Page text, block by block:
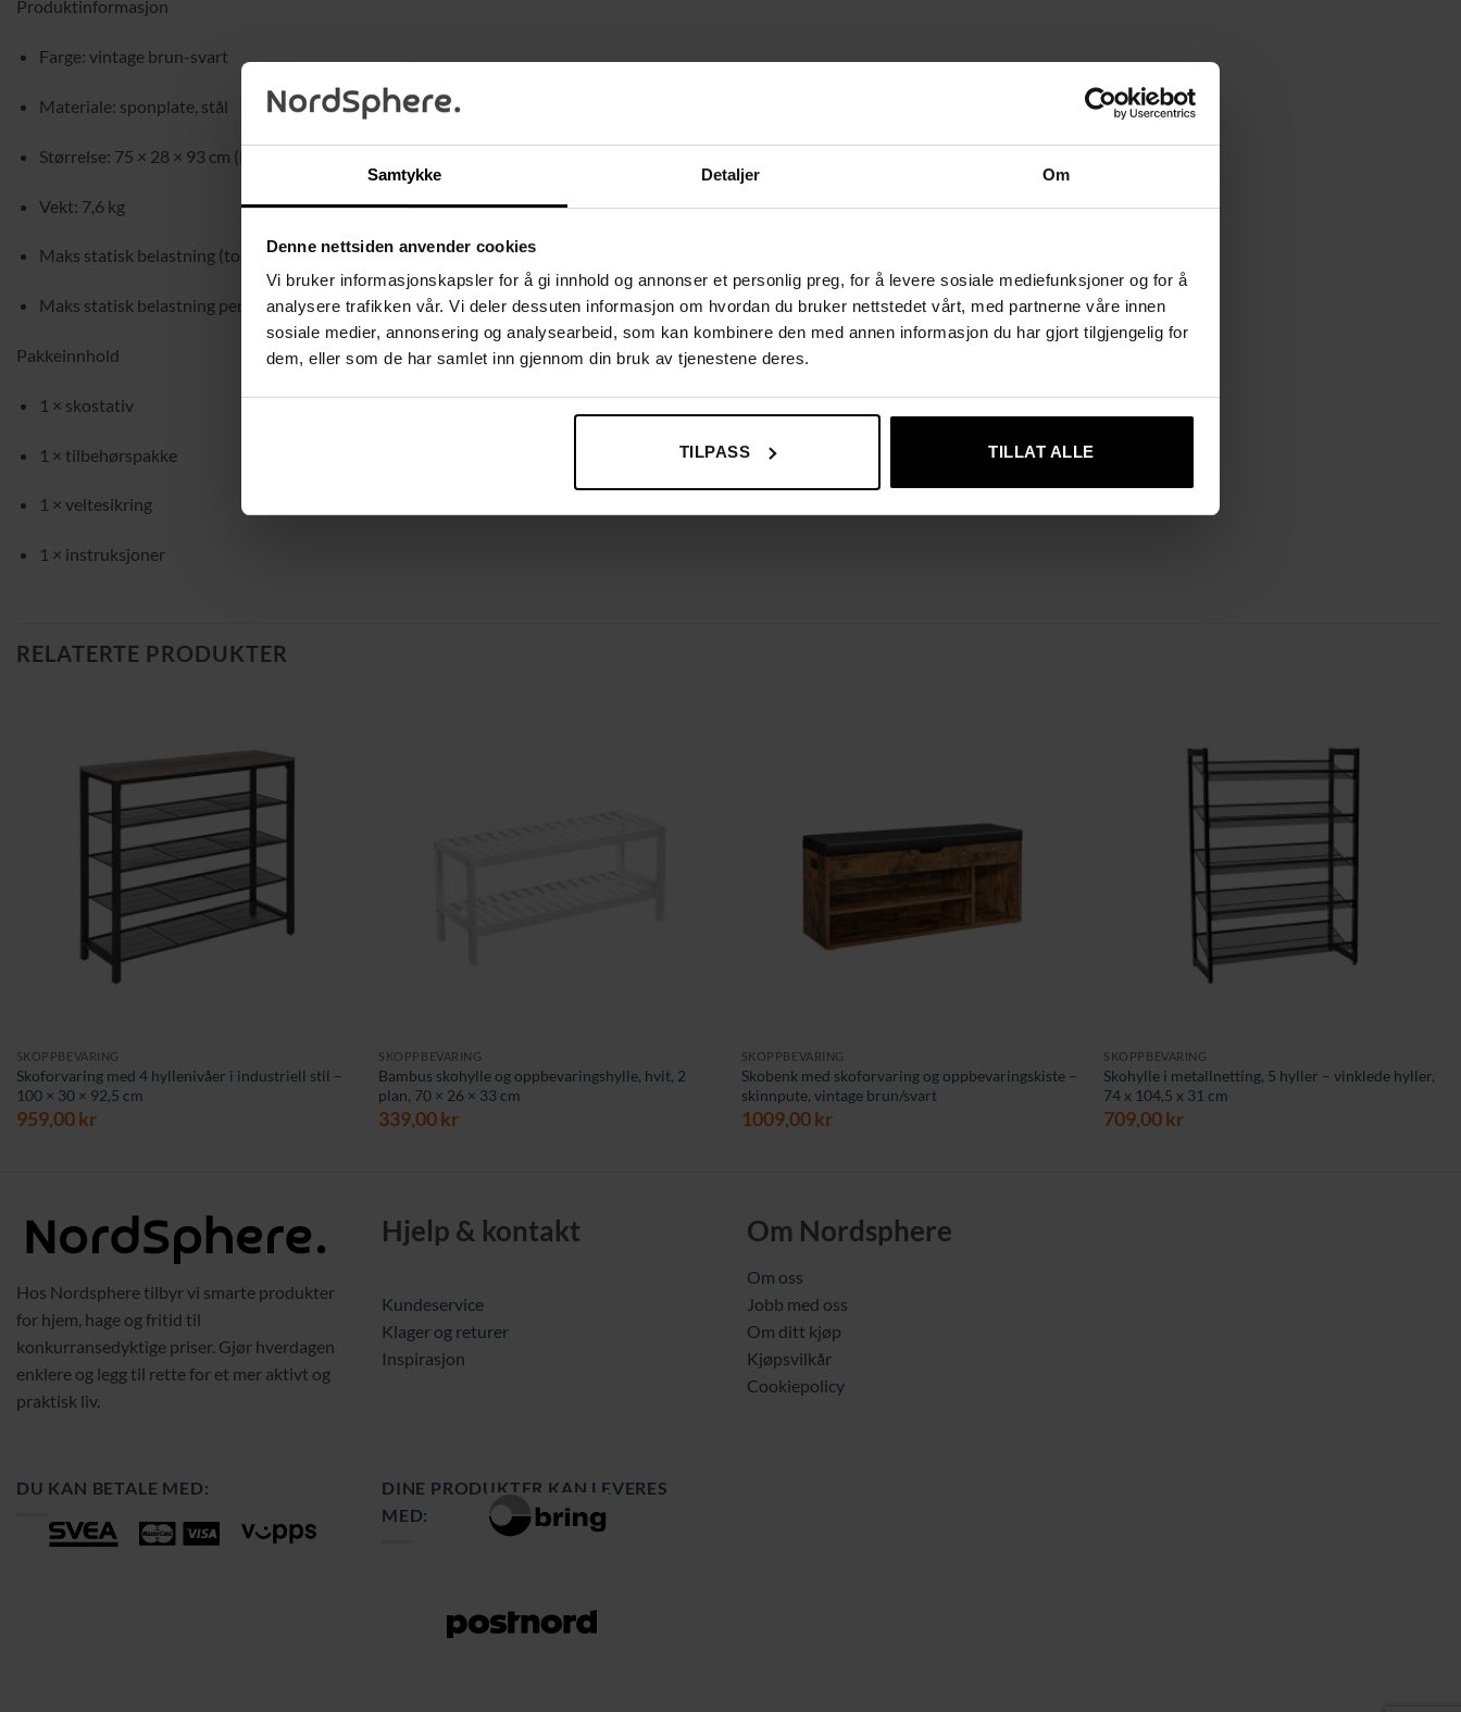
Samtykke Detaljer Om
Denne nettsiden anvender cookies
Vi bruker informasjonskapsler for å gi innhold og annonser et personlig preg, for å levere sosiale mediefunksjoner og for å
analysere trafikken vår. Vi deler dessuten informasjon om hvordan du bruker nettstedet vårt, med partnerne våre innen
sosiale medier, annonsering og analysearbeid, som kan kombinere den med annen informasjon du har gjort tilgjengelig for
dem, eller som de har samlet inn gjennom din bruk av tjenestene deres.
TILPASS TILLAT ALLE
Produktinformasjon
Farge: vintage brun-svart
Materiale: sponplate, stål
Størrelse: 75 × 28 × 93 cm (L × B × H)
Vekt: 7,6 kg
Maks statisk belastning (toppflate): 27 kg
Maks statisk belastning per gitterhylle: 11 kg
Pakkeinnhold
1 × skostativ
1 × tilbehørspakke
1 × veltesikring
1 × instruksjoner
RELATERTE PRODUKTER
SKOPPBEVARING
Skoforvaring med 4 hyllenivåer i industriell stil –
100 × 30 × 92,5 cm
959,00kr
SKOPPBEVARING
Bambus skohylle og oppbevaringshylle, hvit, 2
plan, 70 × 26 × 33 cm
339,00kr
SKOPPBEVARING
Skobenk med skoforvaring og oppbevaringskiste –
skinnpute, vintage brun/svart
1009,00kr
SKOPPBEVARING
Skohylle i metallnetting, 5 hyller – vinklede hyller,
74 x 104,5 x 31 cm
709,00kr
Hos Nordsphere tilbyr vi smarte produkter
for hjem, hage og fritid til
konkurransedyktige priser. Gjør hverdagen
enklere og legg til rette for et mer aktivt og
praktisk liv.
Hjelp & kontakt
Kundeservice
Klager og returer
Inspirasjon
Om Nordsphere
Om oss
Jobb med oss
Om ditt kjøp
Kjøpsvilkår
Cookiepolicy
DU KAN BETALE MED:
DINE PRODUKTER KAN LEVERES
MED: